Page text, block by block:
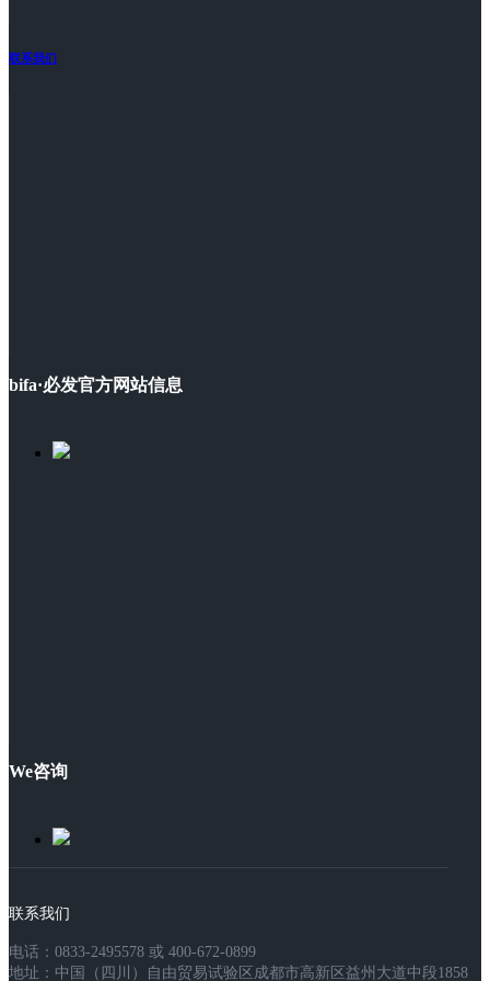
联系我们
bifa·必发官方网站信息
We咨询
联系我们
电话：0833-2495578 或 400-672-0899
地址：中国（四川）自由贸易试验区成都市高新区益州大道中段1858